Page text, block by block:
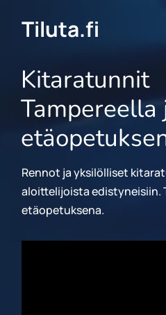
Tiluta.fi
Kitaratunnit
Tampereella
Rennot ja yksilölliset
aloittelijoista edistyneisiin.
etäopetuksena.